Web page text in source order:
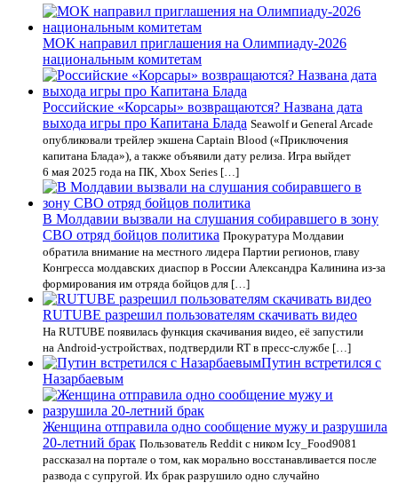
МОК направил приглашения на Олимпиаду-2026
национальным комитетам
Российские «Корсары» возвращаются? Названа дата
выхода игры про Капитана Блада Seawolf и General Arcade
опубликовали трейлер экшена Captain Blood («Приключения
капитана Блада»), а также объявили дату релиза. Игра выйдет
6 мая 2025 года на ПК, Xbox Series […]
В Молдавии вызвали на слушания собиравшего в зону
СВО отряд бойцов политика Прокуратура Молдавии
обратила внимание на местного лидера Партии регионов, главу
Конгресса молдавских диаспор в России Александра Калинина из-за
формирования им отряда бойцов для […]
RUTUBE разрешил пользователям скачивать видео
На RUTUBE появилась функция скачивания видео, её запустили
на Android-устройствах, подтвердили RT в пресс-службе […]
Путин встретился с
Назарбаевым
Женщина отправила одно сообщение мужу и разрушила
20-летний брак Пользователь Reddit с ником Icy_Food9081
рассказал на портале о том, как морально восстанавливается после
развода с супругой. Их брак разрушило одно случайно